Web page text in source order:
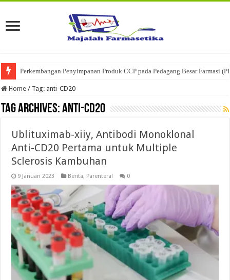
Perkembangan Penyimpanan Produk CCP pada Pedagang Besar Farmasi
Home / Tag: anti-CD20
Tag Archives:anti-CD20
Ublituximab-xiiy, Antibodi Monoklonal
Anti-CD20 Pertama untuk Multiple
Sclerosis Kambuhan
9 Januari 2023 Berita, Parenteral 0